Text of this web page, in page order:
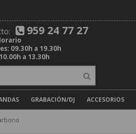
959 24 77 27
09.30h a 19.30h
a 13.30h
GRABACIÓN/DJ ACCESORIOS